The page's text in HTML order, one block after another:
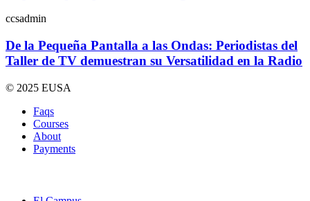
ccsadmin
De la Pequeña Pantalla a las Ondas: Periodistas del
Taller de TV demuestran su Versatilidad en la Radio
© 2025 EUSA
Faqs
Courses
About
Payments